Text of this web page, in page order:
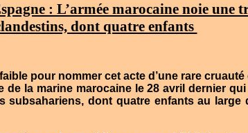
: L’armée marocaine noie une
dont quatre enfants
pour nommer cet acte d’une rare
de la marine marocaine le 28 avril dernier
subsahariens, dont quatre enfants au large